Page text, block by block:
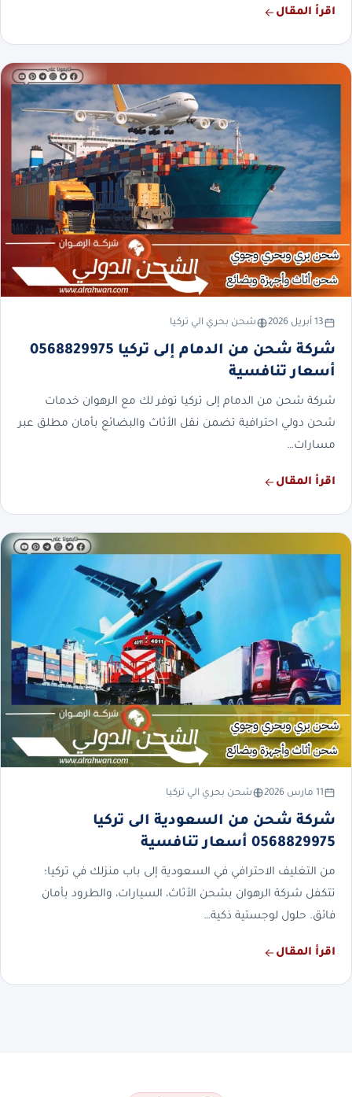
اقرأ المقال
13 أبريل 2026 شحن بحري الي تركيا
شركة شحن من الدمام إلى تركيا 0568829975
أسعار تنافسية
شركة شحن من الدمام إلى تركيا توفر لك مع الرهوان خدمات
شحن دولي احترافية تضمن نقل الأثاث والبضائع بأمان مطلق عبر
مسارات…
اقرأ المقال
11 مارس 2026 شحن بحري الي تركيا
شركة شحن من السعودية الى تركيا
0568829975 أسعار تنافسية
من التغليف الاحترافي في السعودية إلى باب منزلك في تركيا؛
تتكفل شركة الرهوان بشحن الأثاث، السيارات، والطرود بأمان
فائق. حلول لوجستية ذكية…
اقرأ المقال